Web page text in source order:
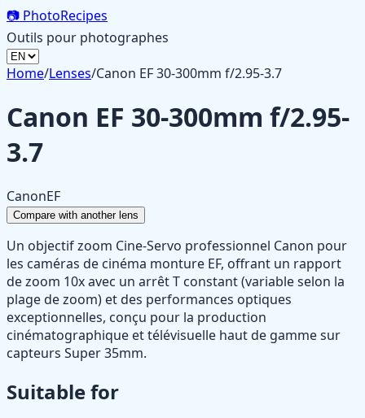
📷 PhotoRecipes
Outils pour photographes
Home/Lenses/Canon EF 30-300mm f/2.95-3.7
Canon EF 30-300mm f/2.95-
3.7
CanonEF
Compare with another lens
Un objectif zoom Cine-Servo professionnel Canon pour
les caméras de cinéma monture EF, offrant un rapport
de zoom 10x avec un arrêt T constant (variable selon la
plage de zoom) et des performances optiques
exceptionnelles, conçu pour la production
cinématographique et télévisuelle haut de gamme sur
capteurs Super 35mm.
Suitable for